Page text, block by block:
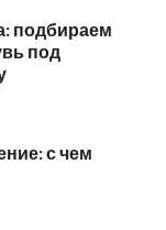
подбираем
под
с чем